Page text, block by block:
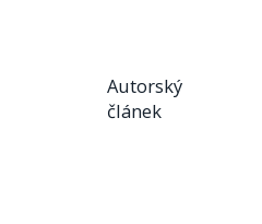
Autorský
článek